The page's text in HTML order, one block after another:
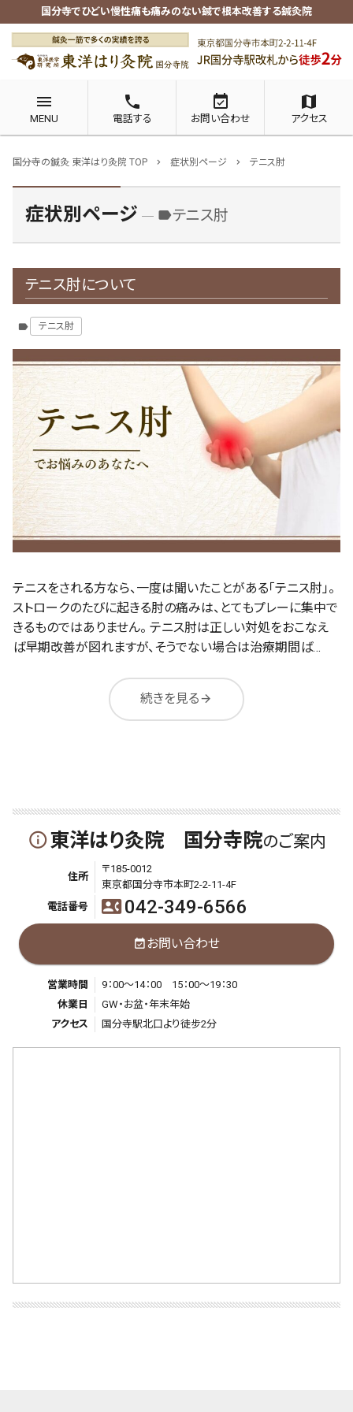
国分寺でひどい慢性痛も痛みのない鍼で根本改善する鍼灸院
menu
MENU
phone
電話する
event_available
お問い合わせ
map
アクセス
国分寺の鍼灸 東洋はり灸院 TOP chevron_right 症状別ページ chevron_right テニス肘
症状別ページ labelテニス肘
テニス肘について
label テニス肘
テニスをされる方なら、一度は聞いたことがある「テニス肘」。
ストロークのたびに起きる肘の痛みは、とてもプレーに集中で
きるものではありません。 テニス肘は正しい対処をおこなえ
ば早期改善が図れますが、そうでない場合は治療期間ば…
続きを見るarrow_forward
info_outline東洋はり灸院 国分寺院のご案内
住所
〒185-0012
東京都国分寺市本町2-2-11-4F
電話番号
contact_phone 042-349-6566
event_availableお問い合わせ
営業時間
9：00～14：00 15：00～19：30
休業日
GW・お盆・年末年始
アクセス
国分寺駅北口より徒步2分